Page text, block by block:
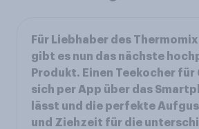
Für Liebhaber des
gibt es nun das nächste
Produkt. Einen Teekocher
sich per App über das
lässt und die perfekte
und Ziehzeit für die